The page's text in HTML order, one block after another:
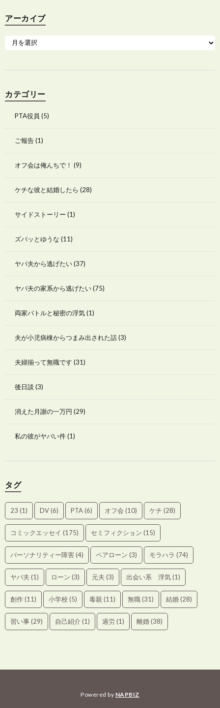
アーカイブ
カテゴリー
PTA役員 (5)
ご報告(1)
オフ会は俺んちで！ (9)
ケチな彼と結婚したら (28)
サイドストーリー (1)
ズバッとゆうな (11)
ヤバ夫から逃げたい(37)
ヤバ夫の家系から逃げたい(75)
両家バトルと秘密の浮気(1)
夫が小児病棟からつまみ出された話(3)
夫婦揃って無職です (31)
後日談 (3)
消えた月謝の一万円 (29)
私の彼がヤバい件(1)
タグ
23 (1) DV(6) PTA(6) オフ会 (10) ケチ (28)
コミックエッセイ (175) セミフィクション (15)
パーソナリティー障害(4) ペアローン (3) モラハラ (74)
ヤバ夫 (1) ローン (3) 元夫 (3) 出会い系 浮気(1)
創作(11) 小学校 (5) 毒親 (11) 無職(31) 結婚(28)
習い事(29) 自己紹介 (1) 過労(1) 離婚(38)
Powered by NAPBIZ